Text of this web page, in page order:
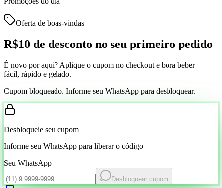
Oferta de boas-vindas
R$10 de desconto no seu primeiro pedido
É novo por aqui? Aplique o cupom no checkout e bora beber —
fácil, rápido e gelado.
Cupom bloqueado. Informe seu WhatsApp para desbloquear.
Desbloqueie seu cupom
Informe seu WhatsApp para liberar o código
Seu WhatsApp
Desbloquear cupom